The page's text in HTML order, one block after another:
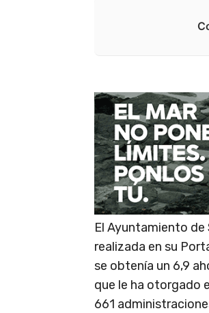
El Ayuntamiento
realizada en su
se obtenía un 6,9
que le ha otorgado
661